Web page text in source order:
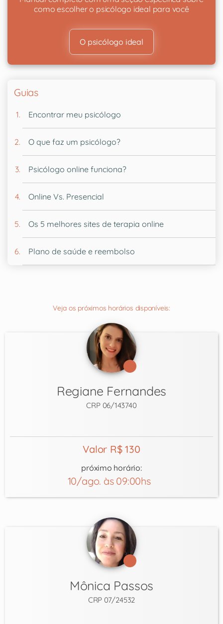
como escolher o psicólogo ideal para você
O psicólogo ideal
Guias
Encontrar meu psicólogo
O que faz um psicólogo?
Psicólogo online funciona?
Online Vs. Presencial
Os 5 melhores sites de terapia online
Plano de saúde e reembolso
Veja os próximos horários disponíveis:
Regiane Fernandes
CRP 06/143740
Valor R$ 130
próximo horário:
10/ago. às 09:00hs
Mônica Passos
CRP 07/24532